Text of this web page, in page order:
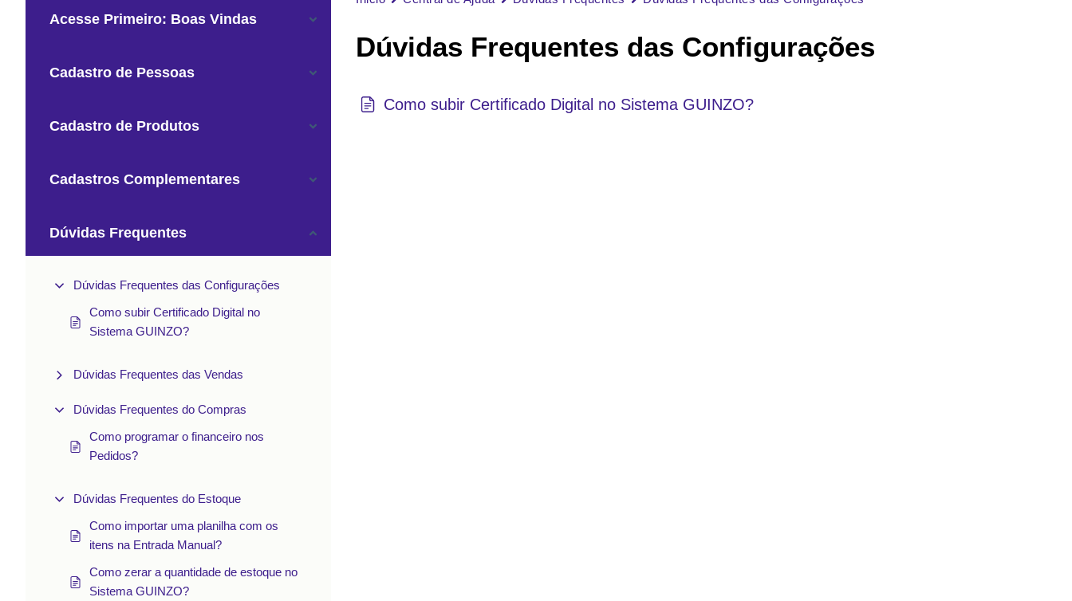
Acesse Primeiro: Boas Vindas
Cadastro de Pessoas
Cadastro de Produtos
Cadastros Complementares
Dúvidas Frequentes
Dúvidas Frequentes das Configurações
Como subir Certificado Digital no
Sistema GUINZO?
Dúvidas Frequentes das Vendas
Dúvidas Frequentes do Compras
Como programar o financeiro nos
Pedidos?
Dúvidas Frequentes do Estoque
Como importar uma planilha com os
itens na Entrada Manual?
Como zerar a quantidade de estoque no
Sistema GUINZO?
Dúvidas Frequentes das Configurações
Como subir Certificado Digital no Sistema GUINZO?